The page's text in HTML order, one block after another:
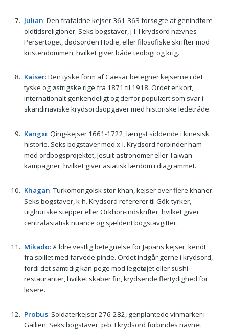
Julian: Den frafaldne kejser 361-363 forsøgte at genindføre
oldtidsreligioner. Seks bogstaver, j-l. I krydsord nævnes
Persertoget, dødsorden Hodie, eller filosofiske skrifter mod
kristendommen, hvilket giver både teologi og krig.
Kaiser: Den tyske form af Caesar betegner kejserne i det
tyske og østrigske rige fra 1871 til 1918. Ordet er kort,
internationalt genkendeligt og derfor populært som svar i
skandinaviske krydsordsopgaver med historiske ledetråde.
Kangxi: Qing-kejser 1661-1722, længst siddende i kinesisk
historie. Seks bogstaver med x-i. Krydsord forbinder ham
med ordbogsprojektet, Jesuit-astronomer eller Taiwan-
kampagner, hvilket giver asiatisk lærdom i diagrammet.
Khagan: Turkomongolsk stor-khan, kejser over flere khaner.
Seks bogstaver, k-h. Krydsord refererer til Gök-tyrker,
uighuriske stepper eller Orkhon-indskrifter, hvilket giver
centralasiatisk nuance og sjældent bogstavgitter.
Mikado: Ældre vestlig betegnelse for Japans kejser, kendt
fra spillet med farvede pinde. Ordet indgår gerne i krydsord,
fordi det samtidig kan pege mod legetøjet eller sushi-
restauranter, hvilket skaber fin, krydsende flertydighed for
løsere.
Probus: Soldaterkejser 276-282, genplantede vinmarker i
Gallien. Seks bogstaver, p-b. I krydsord forbindes navnet